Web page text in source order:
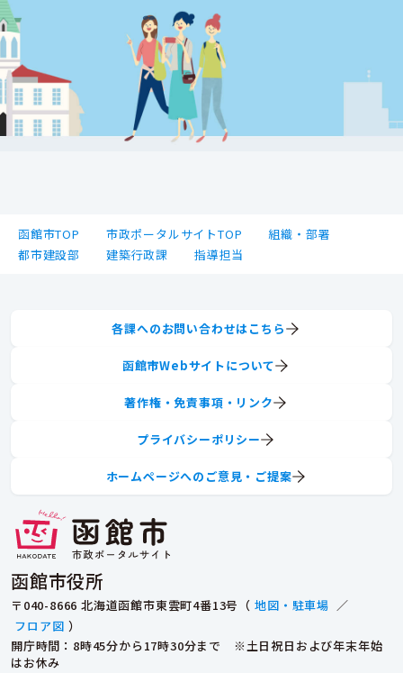
函館市TOP 市政ポータルサイトTOP
組織・部署
都市建設部
建築行政課 指導担当
函館市役所
〒040-8666 北海道函館市東雲町4番13号（ 地図・駐車場 ／
フロア図 ）
開庁時間：8時45分から17時30分まで ※土日祝日および年末年始
はお休み
各課へのお問い合わせはこちら
函館市Webサイトについて
著作権・免責事項・リンク
プライバシーポリシー
ホームページへのご意見・ご提案